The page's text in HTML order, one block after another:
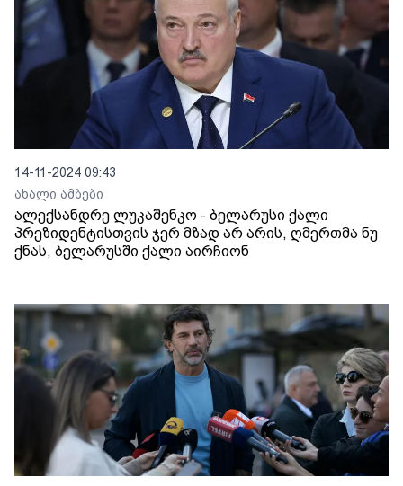
14-11-2024 09:43
ახალი ამბები
ალექსანდრე ლუკაშენკო - ბელარუსი ქალი
პრეზიდენტისთვის ჯერ მზად არ არის, ღმერთმა ნუ
ქნას, ბელარუსში ქალი აირჩიონ